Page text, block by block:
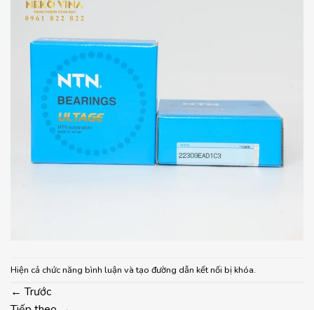
Hiện cả chức năng bình luận và tạo đường dẫn kết nối bị khóa.
← Trước